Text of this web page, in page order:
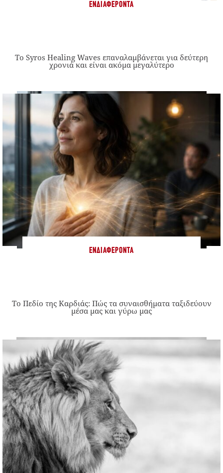
ΕΝΔΙΑΦΈΡΟΝΤΑ
Το Syros Healing Waves επαναλαμβάνεται για δεύτερη
χρονιά και είναι ακόμα μεγαλύτερο
ΕΝΔΙΑΦΈΡΟΝΤΑ
Το Πεδίο της Καρδιάς: Πώς τα συναισθήματα ταξιδεύουν
μέσα μας και γύρω μας